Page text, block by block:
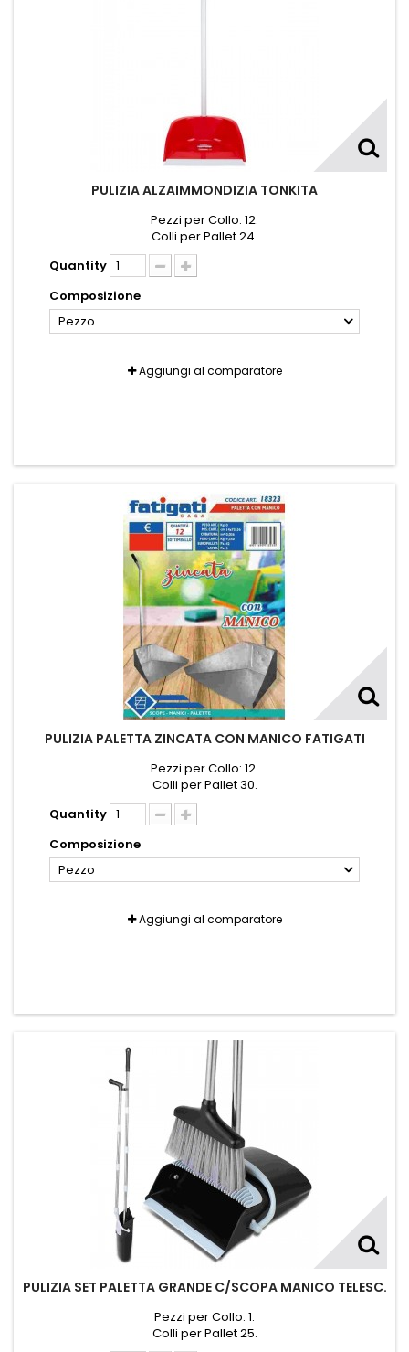
PULIZIA ALZAIMMONDIZIA TONKITA
Pezzi per Collo: 12.
Colli per Pallet 24.
Quantity
Composizione
Pezzo
Aggiungi al comparatore
PULIZIA PALETTA ZINCATA CON MANICO FATIGATI
Pezzi per Collo: 12.
Colli per Pallet 30.
Quantity
Composizione
Pezzo
Aggiungi al comparatore
PULIZIA SET PALETTA GRANDE C/SCOPA MANICO TELESC.
Pezzi per Collo: 1.
Colli per Pallet 25.